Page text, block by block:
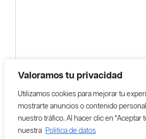
Valoramos tu privacidad
Utilizamos cookies para mejorar tu
mostrarte anuncios o contenido
nuestro tráfico. Al hacer clic en "Aceptar
nuestra Politica de datos